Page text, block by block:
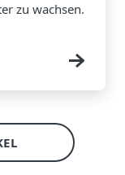
zu wachsen.